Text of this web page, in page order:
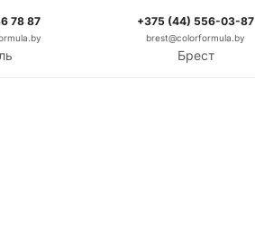
78 87 +375 (44) 556-03-87
brest@colorformula.by
Брест